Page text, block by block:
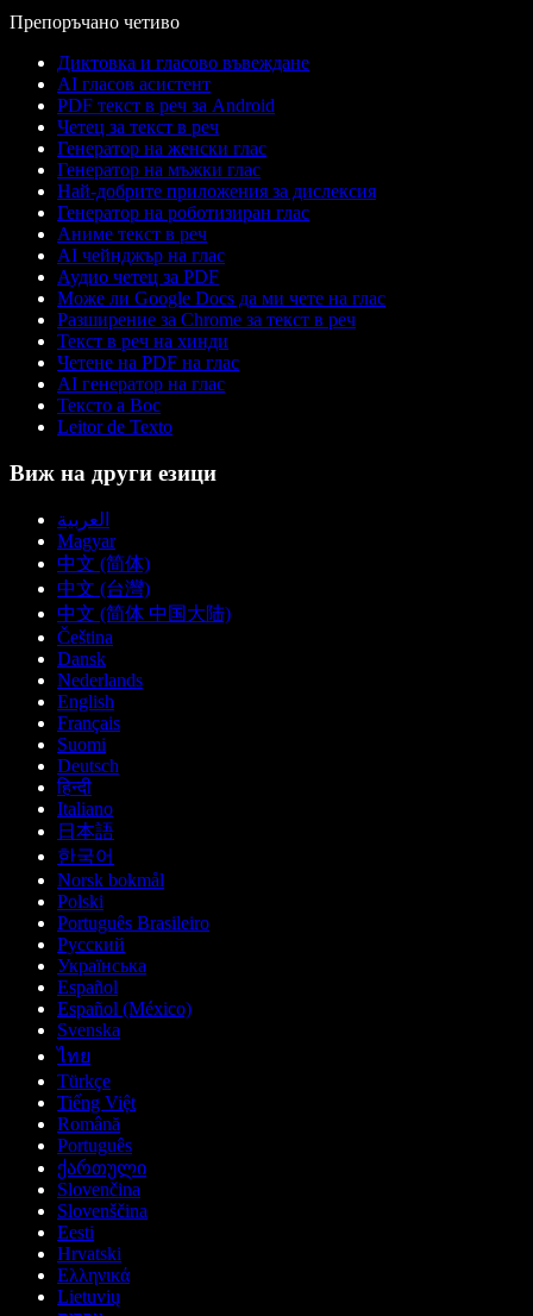
Препоръчано четиво
Диктовка и гласово въвеждане
AI гласов асистент
PDF текст в реч за Android
Четец за текст в реч
Генератор на женски глас
Генератор на мъжки глас
Най-добрите приложения за дислексия
Генератор на роботизиран глас
Аниме текст в реч
AI чейнджър на глас
Аудио четец за PDF
Може ли Google Docs да ми чете на глас
Разширение за Chrome за текст в реч
Текст в реч на хинди
Четене на PDF на глас
AI генератор на глас
Тексто а Вос
Leitor de Texto
Виж на други езици
العربية
Magyar
中文 (简体)
中文 (台灣)
中文 (简体 中国大陆)
Čeština
Dansk
Nederlands
English
Français
Suomi
Deutsch
हिन्दी
Italiano
日本語
한국어
Norsk bokmål
Polski
Português Brasileiro
Русский
Українська
Español
Español (México)
Svenska
ไทย
Türkçe
Tiếng Việt
Română
Português
ქართული
Slovenčina
Slovenščina
Eesti
Hrvatski
Ελληνικά
Lietuvių